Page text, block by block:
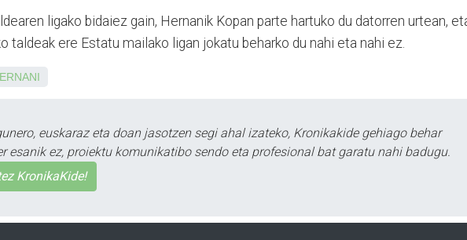
ligako bidaiez gain, Hernanik Kopan parte hartuko du datorren urtean,
taldeak ere Estatu mailako ligan jokatu beharko du nahi eta nahi ez.
euskaraz eta doan jasotzen segi ahal izateko, Kronikakide gehiago behar
esanik ez, proiektu komunikatibo sendo eta profesional bat garatu nahi badugu.
KronikaKide!